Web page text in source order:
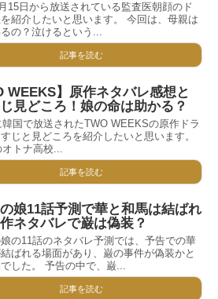
15日から放送されている監査医朝顔のド
紹介したいと思います。 今回は、母親は
の？泣けるという...
記事を読む
WEEKS】原作ネタバレ感想と
見どころ！娘の命は助かる？
韓国で放送されたTWO WEEKSの原作ドラ
じと見どころを紹介したいと思います。
オトナ高校...
記事を読む
娘11話予測で華と和馬は結ばれ
ネタバレで巌は偽装？
の11話のネタバレ予測では、予告での華
ばれる場面があり、巌の事件が偽装かと
した。 予告の中で、巌...
記事を読む